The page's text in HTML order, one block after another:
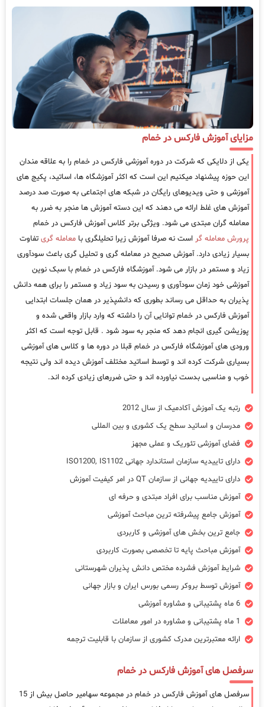
مزایای آموزش فارکس در خمام
یکی از دلایکی که شرکت در دوره آموزشی فارکس در خمام را به علاقه مندان
این حوزه پیشنهاد میکنیم این است که اکثر آموزشگاه ها، اساتید، پکیج های
آموزشی و حتی ویدیوهای رایگان در شبکه های اجتماعی به صورت صد درصد
آموزش های غلط ارائه می دهند که این دسته آموزش ها منجر به ضرر به
معامله گران مبتدی می شود. ویژگی برتر کلاس آموزش فارکس در خمام
پرورش معامله گر است نه صرفا آموزش زیرا تحلیلگری با معامله گری تفاوت
بسیار زیادی دارد. آموزش صحیح در معامله گری و تحلیل گری باعث سودآوری
زیاد و مستمر در بازار می شود. آموزشگاه فارکس در خمام با سبک نوین
آموزشی خود زمان سودآوری و رسیدن به سود زیاد و مستمر را برای همه دانش
پذیران به حداقل می رساند بطوری که دانشپذیر در همان جلسات ابتدایی
آموزش فارکس در خمام توانایی آن را داشته که وارد بازار واقعی شده و
پوزیشن گیری انجام دهد که منجر به سود شود . قابل توجه است که اکثر
ورودی های آموزشگاه فارکس در خمام قبلا در دوره ها و کلاس های آموزشی
بسیاری شرکت کرده اند و توسط اساتید مختلف آموزش دیده اند ولی نتیجه
خوب و مناسبی بدست نیاورده اند و حتی ضررهای زیادی کرده اند.
رتبه یک آموزش آکادمیک از سال 2012
مدرسان و اساتید سطح یک کشوری و بین المللی
فضای آموزشی تئوریک و عملی مجهز
دارای تاییدیه سازمان استاندارد جهانی ISO1200, IS1102
دارای تاییدیه جهانی از سازمان QT در امر کیفیت آموزش
آموزش مناسب برای افراد مبتدی و حرفه ای
آموزش جامع پیشرفته ترین مباحث آموزشی
جامع ترین بخش های آموزشی و کاربردی
آموزش مباحث پایه تا تخصصی بصورت کاربردی
شرایط آموزش فشرده مختص دانش پذیران شهرستانی
آموزش توسط بروکر رسمی بورس ایران و بازار جهانی
6 ماه پشتیبانی و مشاوره آموزشی
1 ماه پشتیبانی و مشاوره در امور معاملات
ارائه معتبرترین مدرک کشوری از سازمان با قابلیت ترجمه
سرفصل های آموزش فارکس در خمام
سرفصل های آموزش فارکس در خمام در مجموعه سهامیر حاصل بیش از 15